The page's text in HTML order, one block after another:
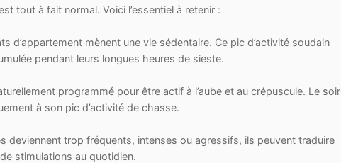
tout à fait normal. Voici l’essentiel à retenir :
d’appartement mènent une vie sédentaire. Ce pic d’activité soudain
pendant leurs longues heures de sieste.
programmé pour être actif à l’aube et au crépuscule. Le soir
à son pic d’activité de chasse.
deviennent trop fréquents, intenses ou agressifs, ils peuvent traduire
stimulations au quotidien.